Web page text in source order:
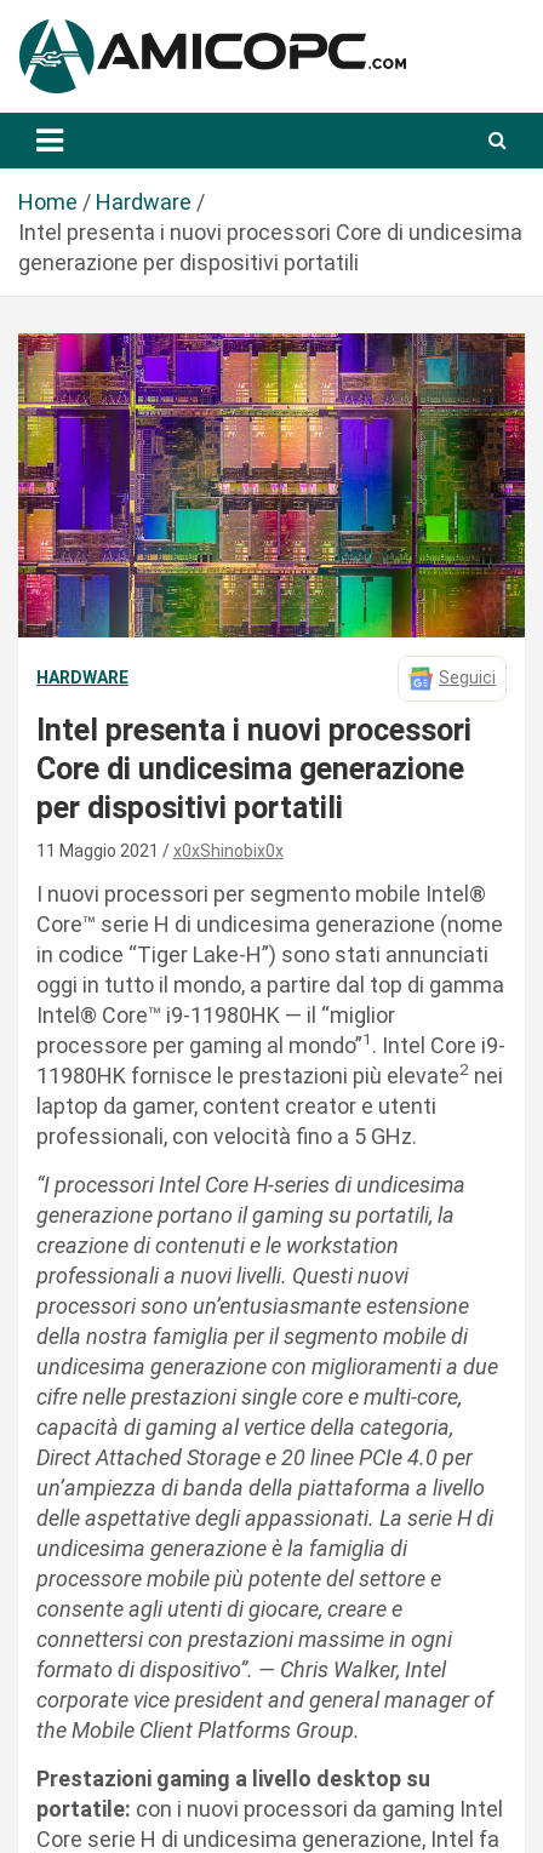
a
Amicopc.com
Home
Hardware
Intel presenta i nuovi processori Core di undicesima
generazione per dispositivi portatili
HARDWARE Seguici
Intel presenta i nuovi processori
Core di undicesima generazione
per dispositivi portatili
11 Maggio 2021 x0xShinobix0x
I nuovi processori per segmento mobile Intel®
Core™ serie H di undicesima generazione (nome
in codice “Tiger Lake-H”) sono stati annunciati
oggi in tutto il mondo, a partire dal top di gamma
Intel® Core™ i9-11980HK — il “miglior
processore per gaming al mondo”1 . Intel Core i9-
11980HK fornisce le prestazioni più elevate2 nei
laptop da gamer, content creator e utenti
professionali, con velocità fino a 5 GHz.
“I processori Intel Core H-series di undicesima
generazione portano il gaming su portatili, la
creazione di contenuti e le workstation
professionali a nuovi livelli. Questi nuovi
processori sono un’entusiasmante estensione
della nostra famiglia per il segmento mobile di
undicesima generazione con miglioramenti a due
cifre nelle prestazioni single core e multi-core,
capacità di gaming al vertice della categoria,
Direct Attached Storage e 20 linee PCIe 4.0 per
un’ampiezza di banda della piattaforma a livello
delle aspettative degli appassionati. La serie H di
undicesima generazione è la famiglia di
processore mobile più potente del settore e
consente agli utenti di giocare, creare e
connettersi con prestazioni massime in ogni
formato di dispositivo”. — Chris Walker, Intel
corporate vice president and general manager of
the Mobile Client Platforms Group.
Prestazioni gaming a livello desktop su
portatile: con i nuovi processori da gaming Intel
Core serie H di undicesima generazione, Intel fa